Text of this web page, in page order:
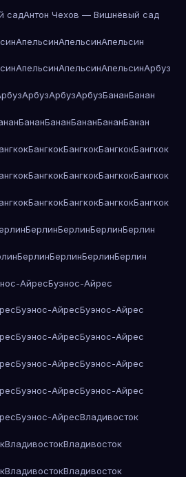
садАнтон Чехов — Вишнёвый сад
АпельсинАпельсинАпельсин
АпельсинАпельсинАпельсинАрбуз
АрбузАрбузАрбузБананБанан
БананБананБананБананБанан
БангкокБангкокБангкокБангкок
БангкокБангкокБангкокБангкок
БангкокБангкокБангкокБангкок
БерлинБерлинБерлинБерлин
БерлинБерлинБерлинБерлин
АйресБуэнос-Айрес
Буэнос-АйресБуэнос-Айрес
Буэнос-АйресБуэнос-Айрес
Буэнос-АйресБуэнос-Айрес
Буэнос-АйресБуэнос-Айрес
Буэнос-АйресВладивосток
ВладивостокВладивосток
ВладивостокВладивосток